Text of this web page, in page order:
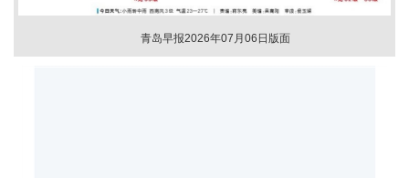
青岛早报2026年07月06日版面